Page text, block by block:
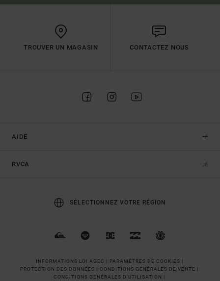
TROUVER UN MAGASIN CONTACTEZ NOUS
AIDE
RVCA
SÉLECTIONNEZ VOTRE RÉGION
INFORMATIONS LOI AGEC | PARAMÈTRES DE COOKIES |
PROTECTION DES DONNÉES | CONDITIONS GÉNÉRALES DE VENTE |
CONDITIONS GÉNÉRALES D'UTILISATION |